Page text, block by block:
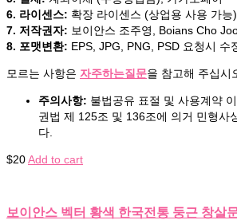
6. 라이센스: 확장 라이센스 (상업용 사용 가능)
7. 저작권자: 보이안스 조주영, Boians Cho
8. 포맷변환: EPS, JPG, PNG, PSD 요청시 수
모르는 사항은 자주하는질문을 참고해 주십시
주의사항: 불법공유 표절 및 사용계약
권법 제 125조 및 136조에 의거 민형사
다.
$20Add to cart
보이안스 벡터 황색 한국전통 둥근 창살